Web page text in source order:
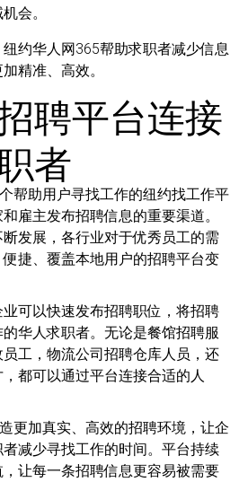
会。
约华人网365帮助求职者减少信息
精准、高效。
聘平台连接
者
帮助用户寻找工作的纽约找工作平
雇主发布招聘信息的重要渠道。
发展，各行业对于优秀员工的需
捷、覆盖本地用户的招聘平台变
可以快速发布招聘职位，将招聘
华人求职者。无论是餐馆招聘服
工，物流公司招聘仓库人员，还
都可以通过平台连接合适的人
更加真实、高效的招聘环境，让企
减少寻找工作的时间。平台持续
让每一条招聘信息更容易被需要